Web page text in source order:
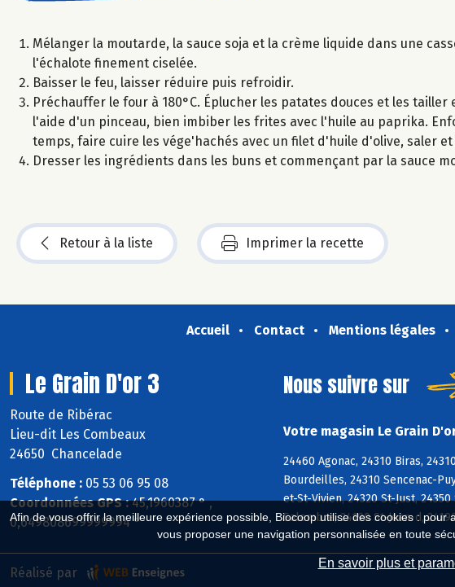
Afin de vous offrir la meilleure expérience possible, Biocoop utilise des cookies :
vous proposer une navigation personnalisée en toute
En savoir plus et
Mélanger la moutarde, la sauce soja et la crème liquide dans une
l'échalote finement ciselée.
Baisser le feu, laisser réduire puis refroidir.
Préchauffer le four à 180°C. Éplucher les patates douces et les
l'aide d'un pinceau, bien imbiber les frites avec l'huile au paprika.
temps, faire cuire les vége'hachés avec un filet d'huile d'olive, saler
Dresser les ingrédients dans les buns et commençant par la sauce
Retour à la liste Imprimer la recette
Accueil Contact Mentions légales
Le Grain D'or 3
Route de Ribérac
Lieu-dit Les Combeaux
24650 Chancelade
Téléphone : 05 53 06 95 08
Coordonnées GPS :45,1960387 ° ,
0,649808699999994 °
Nous suivre sur
Votre magasin Le Grain
24460 Agonac, 24310 Biras,
Bourdeilles, 24310 Sencenac-
et-St-Vivien, 24320 St-Just,
Salembre, 24190 St-Jean-d,
Réalisé par